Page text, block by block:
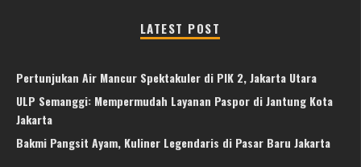
LATEST POST
Pertunjukan Air Mancur Spektakuler di PIK 2, Jakarta Utara
ULP Semanggi: Mempermudah Layanan Paspor di Jantung Kota
Jakarta
Bakmi Pangsit Ayam, Kuliner Legendaris di Pasar Baru Jakarta